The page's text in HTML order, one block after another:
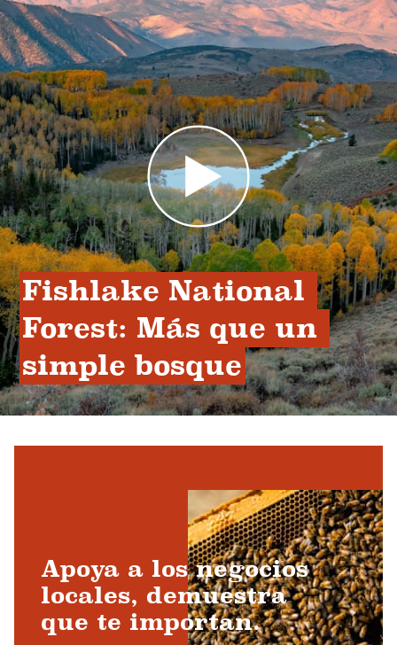
Fishlake National
Forest: Más que un
simple bosque
Apoya a los negocios
locales, demuestra
que te importan.